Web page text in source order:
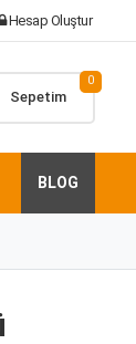
Hesap Oluştur
Sepetim
0
BLOG